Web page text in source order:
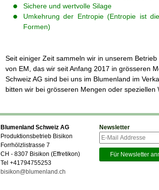
Sichere und wertvolle Silage
Umkehrung der Entropie (Entropie ist
Formen)
Seit einiger Zeit sammeln wir in unserem
von EM, das wir seit Anfang 2017 in grösseren
Schweiz AG sind bei uns im Blumenland im
bitten wir bei grösseren Mengen oder speziellen
Blumenland Schweiz AG
Produktionsbetrieb Bisikon
Forrhölzlistrasse 7
CH - 8307 Bisikon (Effretikon)
Tel +41794755253
bisikon@blumenland.ch
Newsletter